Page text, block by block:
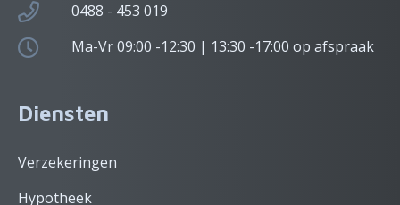
0488 - 453 019
Ma-Vr 09:00 -12:30 | 13:30 -17:00 op afspraak
Diensten
Verzekeringen
Hypotheek